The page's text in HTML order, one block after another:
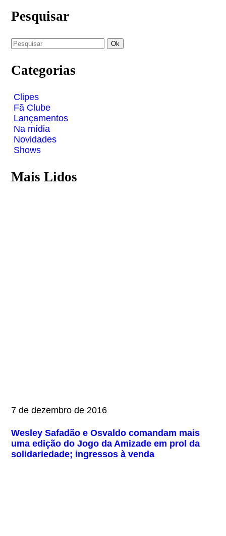
Pesquisar
Categorias
Clipes
Fã Clube
Lançamentos
Na mídia
Novidades
Shows
Mais Lidos
7 de dezembro de 2016
Wesley Safadão e Osvaldo comandam mais
uma edição do Jogo da Amizade em prol da
solidariedade; ingressos à venda